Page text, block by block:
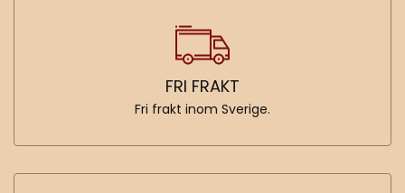
FRI FRAKT
Fri frakt inom Sverige.